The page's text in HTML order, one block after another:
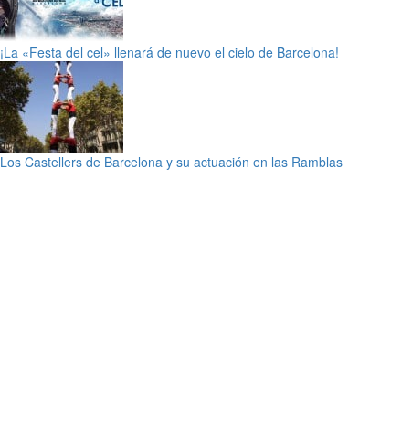
¡La «Festa del cel» llenará de nuevo el cielo de Barcelona!
Los Castellers de Barcelona y su actuación en las Ramblas